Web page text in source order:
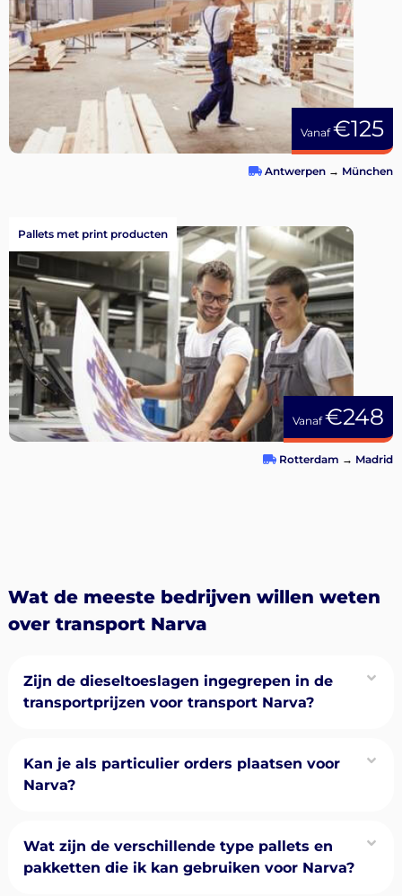
Vanaf€125
Antwerpen → München
Vanaf€248
Pallets met print producten
Rotterdam → Madrid
Wat de meeste bedrijven willen weten
over transport Narva
Zijn de dieseltoeslagen ingegrepen in de
transportprijzen voor transport Narva?
Kan je als particulier orders plaatsen voor
Narva?
Wat zijn de verschillende type pallets en
pakketten die ik kan gebruiken voor Narva?